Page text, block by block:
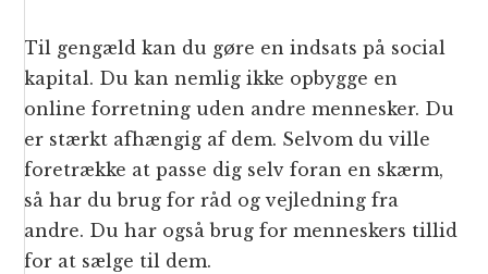
Til gengæld kan du gøre en indsats på social
kapital. Du kan nemlig ikke opbygge en
online forretning uden andre mennesker. Du
er stærkt afhængig af dem. Selvom du ville
foretrække at passe dig selv foran en skærm,
så har du brug for råd og vejledning fra
andre. Du har også brug for menneskers tillid
for at sælge til dem.